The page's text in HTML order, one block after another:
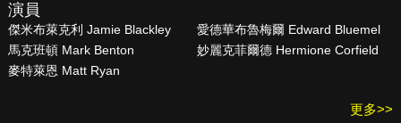
演員
傑米布萊克利 Jamie Blackley
愛德華布魯梅爾 Edward Bluemel
馬克班頓 Mark Benton
妙麗克菲爾德 Hermione Corfield
麥特萊恩 Matt Ryan
更多>>